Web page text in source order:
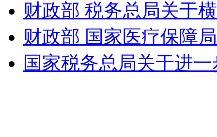
财政部 税务总局关于
财政部 国家医疗保障
国家税务总局关于进